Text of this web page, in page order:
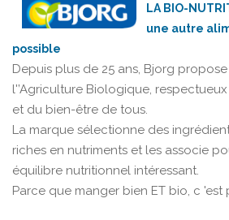
LA BIO-
une autre
possible
Depuis plus de 25 ans, Bjorg
l'’Agriculture Biologique,
et du bien-être de tous.
La marque sélectionne des
riches en nutriments et les associe
équilibre nutritionnel intéressant.
Parce que manger bien ET bio, c 'est